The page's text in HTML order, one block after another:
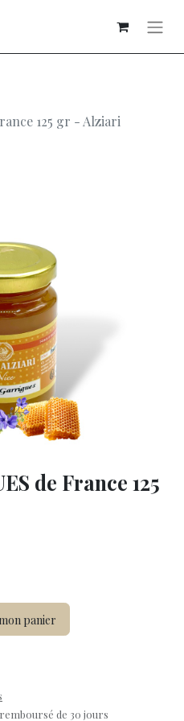
125 gr - Alziari
de France 125
panier
de 30 jours